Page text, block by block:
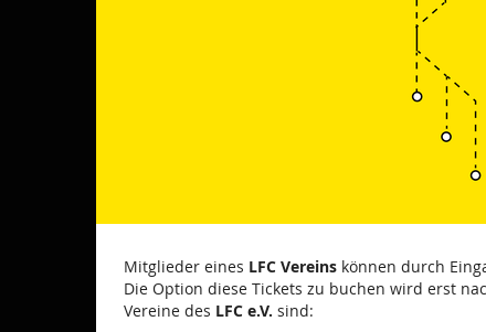
Mitglieder eines LFC Vereins können durch
Die Option diese Tickets zu buchen wird erst
Vereine des LFC e.V. sind: